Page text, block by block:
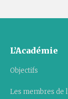
L’Académie
Objectifs
Les membres de